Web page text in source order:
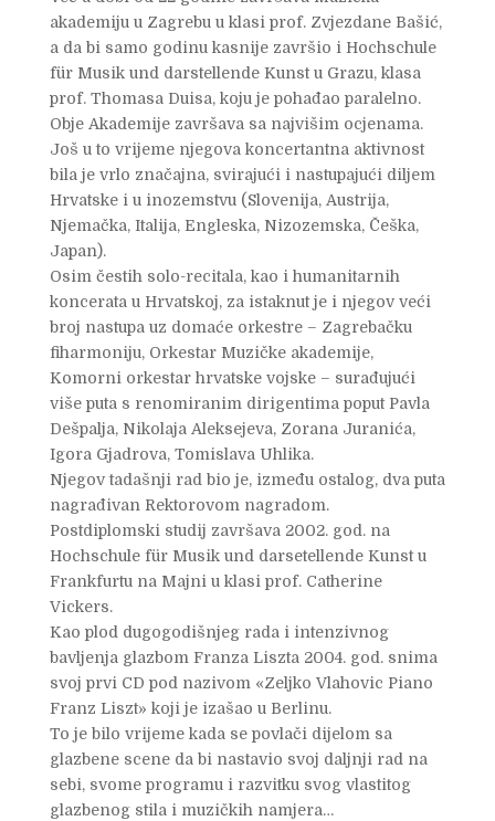
akademiju u Zagrebu u klasi prof. Zvjezdane Bašić,
a da bi samo godinu kasnije završio i Hochschule
für Musik und darstellende Kunst u Grazu, klasa
prof. Thomasa Duisa, koju je pohađao paralelno.
Obje Akademije završava sa najvišim ocjenama.
Još u to vrijeme njegova koncertantna aktivnost
bila je vrlo značajna, svirajući i nastupajući diljem
Hrvatske i u inozemstvu (Slovenija, Austrija,
Njemačka, Italija, Engleska, Nizozemska, Češka,
Japan).
Osim čestih solo-recitala, kao i humanitarnih
koncerata u Hrvatskoj, za istaknut je i njegov veći
broj nastupa uz domaće orkestre – Zagrebačku
fiharmoniju, Orkestar Muzičke akademije,
Komorni orkestar hrvatske vojske – surađujući
više puta s renomiranim dirigentima poput Pavla
Dešpalja, Nikolaja Aleksejeva, Zorana Juranića,
Igora Gjadrova, Tomislava Uhlika.
Njegov tadašnji rad bio je, između ostalog, dva puta
nagrađivan Rektorovom nagradom.
Postdiplomski studij završava 2002. god. na
Hochschule für Musik und darsetellende Kunst u
Frankfurtu na Majni u klasi prof. Catherine
Vickers.
Kao plod dugogodišnjeg rada i intenzivnog
bavljenja glazbom Franza Liszta 2004. god. snima
svoj prvi CD pod nazivom «Zeljko Vlahovic Piano
Franz Liszt» koji je izašao u Berlinu.
To je bilo vrijeme kada se povlači dijelom sa
glazbene scene da bi nastavio svoj daljnji rad na
sebi, svome programu i razvitku svog vlastitog
glazbenog stila i muzičkih namjera…